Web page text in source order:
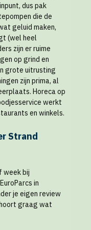
dus pak
die de
geluid maken,
(wel heel
zijn er ruime
op grind en
grote uitrusting
zijn prima, al
Horeca op
werkt
en winkels.
Strand
week bij
in
je eigen review
graag wat